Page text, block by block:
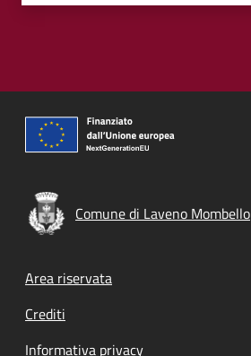
Comune di Laveno Mombello
Footer menu
Area riservata
Crediti
Informativa privacy